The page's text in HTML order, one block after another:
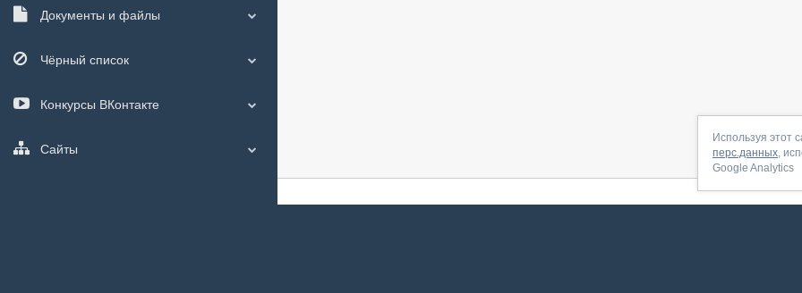
Документы и файлы
Чёрный список
Конкурсы ВКонтакте
Сайты
Используя этот
перс.данных,
Google Analytics